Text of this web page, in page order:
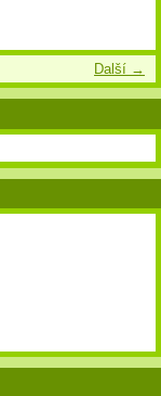
Další →